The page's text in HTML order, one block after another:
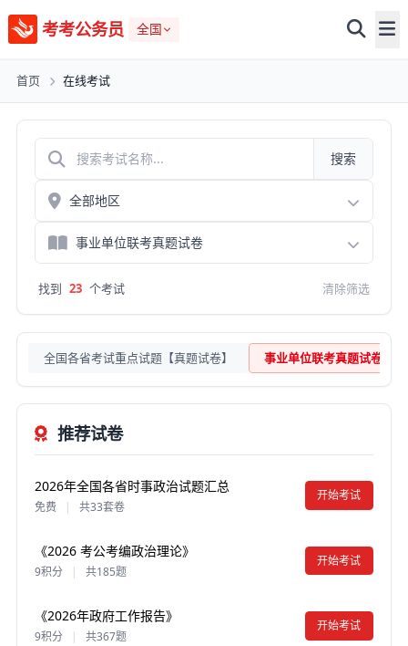
考考公务员 全国
首页 在线考试
搜索
找到 23 个考试 清除筛选
全国各省考试重点试题【真题试卷】 事业单位联考真题试卷
推荐试卷
2026年全国各省时事政治试题汇总
免费 | 共33套卷
开始考试
《2026 考公考编政治理论》
9积分 | 共185题
开始考试
《2026年政府工作报告》
9积分 共367题
开始考试